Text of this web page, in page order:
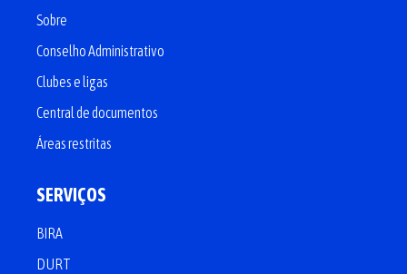
Sobre
Conselho Administrativo
Clubes e ligas
Central de documentos
Áreas restritas
SERVIÇOS
BIRA
DURT